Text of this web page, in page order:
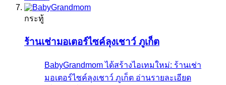
กระทู้
ร้านเช่ามอเตอร์ไซค์ลุงเชาว์ ภูเก็ต
BabyGrandmom ได้สร้างไอเทมใหม่: ร้านเช่า
มอเตอร์ไซค์ลุงเชาว์ ภูเก็ต อ่านรายละเอียด